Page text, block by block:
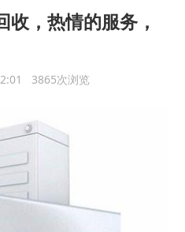
收，热情的服务，
3865次浏览